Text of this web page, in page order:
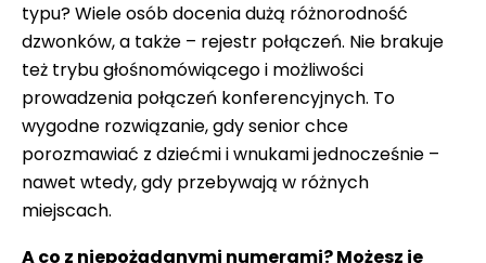
typu? Wiele osób docenia dużą różnorodność
dzwonków, a także – rejestr połączeń. Nie brakuje
też trybu głośnomówiącego i możliwości
prowadzenia połączeń konferencyjnych. To
wygodne rozwiązanie, gdy senior chce
porozmawiać z dziećmi i wnukami jednocześnie –
nawet wtedy, gdy przebywają w różnych
miejscach.
A co z niepożądanymi numerami? Możesz je